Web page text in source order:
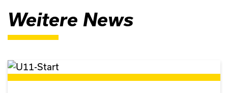
Weitere News